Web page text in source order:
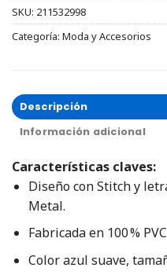
SKU: 211532998
Categoría: Moda y Accesorios
Descripción
Información adicional
Características claves:
Diseño con Stitch y
Metal.
Fabricada en 100 %
Color azul suave,